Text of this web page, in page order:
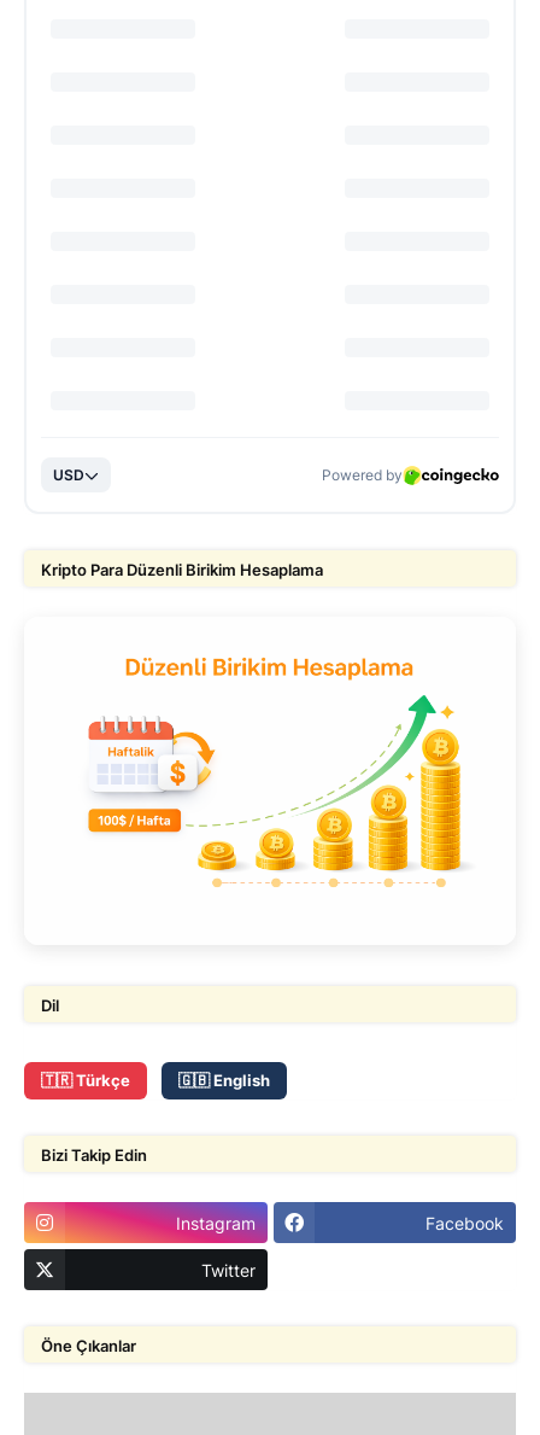
Kripto Para Düzenli Birikim Hesaplama
Dil
🇹🇷 Türkçe 🇬🇧 English
Bizi Takip Edin
Instagram Facebook
Twitter
Öne Çıkanlar